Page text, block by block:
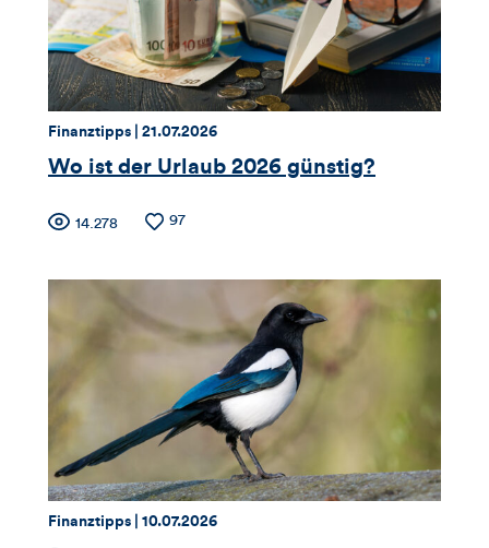
und
Kommentare
dieses
Artikels
Thema:
Finanztipps | Datum:
21.07.2026
Wo ist der Urlaub 2026 günstig?
Zähler
für
Views,
Likes
und
Kommentare
dieses
Anzahl14.278
Anzahl
97
Thema:
Finanztipps | Datum:
10.07.2026